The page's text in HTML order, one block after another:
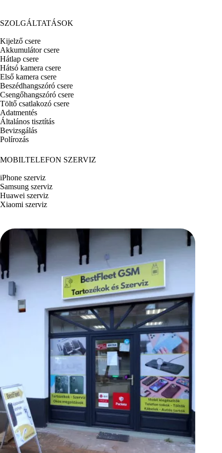
SZOLGÁLTATÁSOK
Kijelző csere
Akkumulátor csere
Hátlap csere
Hátsó kamera csere
Első kamera csere
Beszédhangszóró csere
Csengőhangszóró csere
Töltő csatlakozó csere
Adatmentés
Általános tisztítás
Bevizsgálás
Polírozás
MOBILTELEFON SZERVIZ
iPhone szerviz
Samsung szerviz
Huawei szerviz
Xiaomi szerviz